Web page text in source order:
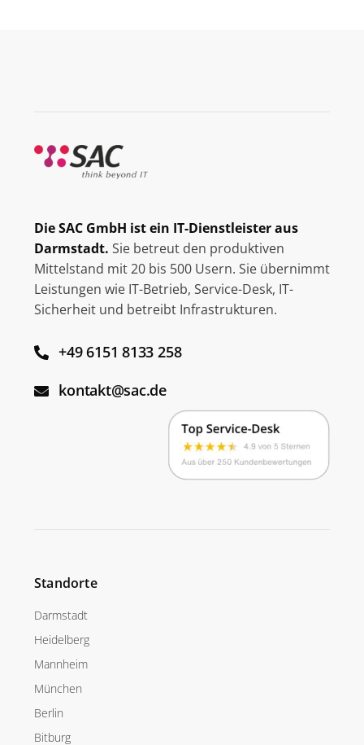
Die SAC GmbH ist ein IT-Dienstleister aus
Darmstadt. Sie betreut den produktiven
Mittelstand mit 20 bis 500 Usern. Sie übernimmt
Leistungen wie IT-Betrieb, Service-Desk, IT-
Sicherheit und betreibt Infrastrukturen.
+49 6151 8133 258
kontakt@sac.de
Standorte
Darmstadt
Heidelberg
Mannheim
München
Berlin
Bitburg